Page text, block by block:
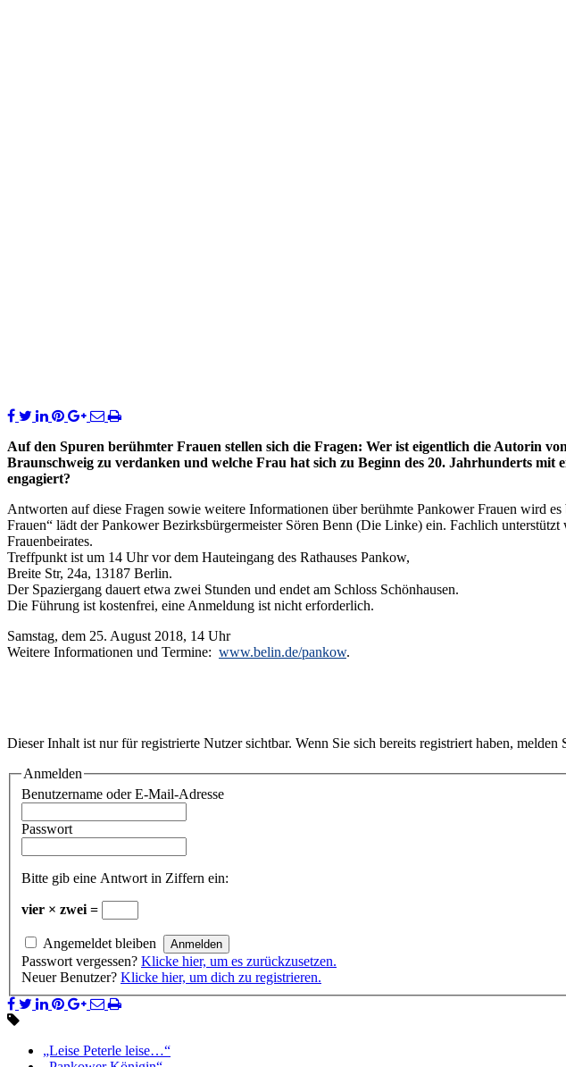
Auf den Spuren berühmter Frauen stellen sich die Fragen: Wer ist eigentlich die Autorin
Braunschweig zu verdanken und welche Frau hat sich zu Beginn des 20. Jahrhunderts
engagiert?
Antworten auf diese Fragen sowie weitere Informationen über berühmte Pankower Frauen wird
Frauen“ lädt der Pankower Bezirksbürgermeister Sören Benn (Die Linke) ein. Fachlich
Frauenbeirates.
Treffpunkt ist um 14 Uhr vor dem Hauteingang des Rathauses Pankow,
Breite Str, 24a, 13187 Berlin.
Der Spaziergang dauert etwa zwei Stunden und endet am Schloss Schönhausen.
Die Führung ist kostenfrei, eine Anmeldung ist nicht erforderlich.
Samstag, dem 25. August 2018, 14 Uhr
Weitere Informationen und Termine: www.belin.de/pankow.
Dieser Inhalt ist nur für registrierte Nutzer sichtbar. Wenn Sie sich bereits registriert haben,
Anmelden
Benutzername oder E-Mail-Adresse
Passwort
Bitte gib eine Antwort in Ziffern ein:
vier × zwei =
Angemeldet bleiben
Passwort vergessen? Klicke hier, um es zurückzusetzen.
Neuer Benutzer? Klicke hier, um dich zu registrieren.
„Leise Peterle leise…“